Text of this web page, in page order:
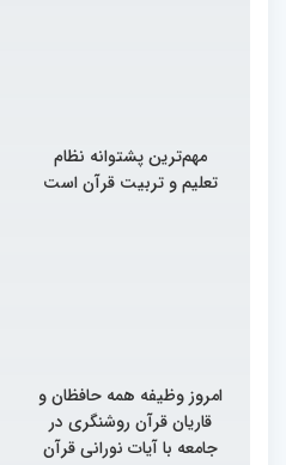
مهم‌ترین پشتوانه نظام
تعلیم و تربیت قرآن است
امروز وظیفه همه حافظان و
قاریان قرآن روشنگری در
جامعه با آیات نورانی قرآن